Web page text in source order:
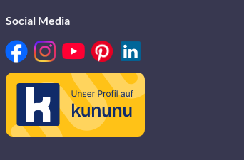
Social Media